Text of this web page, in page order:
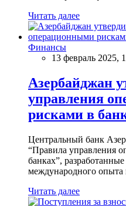
Читать далее
Финансы
13 февраль 2025,
Азербайджан
управления
рисками в
Центральный банк
“Правила управления
банках”,
международного опыта
Читать далее